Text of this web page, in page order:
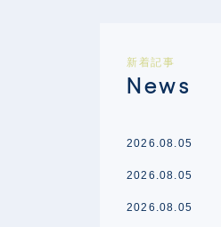
新着記事
News
2026.08.05
2026.08.05
2026.08.05